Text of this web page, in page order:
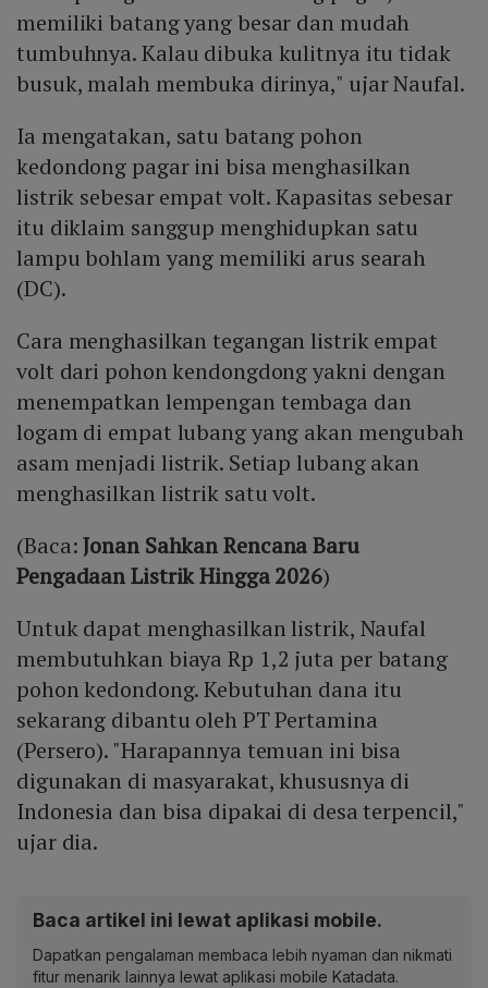
memiliki batang yang besar dan mudah
tumbuhnya. Kalau dibuka kulitnya itu tidak
busuk, malah membuka dirinya," ujar Naufal.
Ia mengatakan, satu batang pohon
kedondong pagar ini bisa menghasilkan
listrik sebesar empat volt. Kapasitas sebesar
itu diklaim sanggup menghidupkan satu
lampu bohlam yang memiliki arus searah
(DC).
Cara menghasilkan tegangan listrik empat
volt dari pohon kendongdong yakni dengan
menempatkan lempengan tembaga dan
logam di empat lubang yang akan mengubah
asam menjadi listrik. Setiap lubang akan
menghasilkan listrik satu volt.
(Baca:Jonan Sahkan Rencana Baru
Pengadaan Listrik Hingga 2026)
Untuk dapat menghasilkan listrik, Naufal
membutuhkan biaya Rp 1,2 juta per batang
pohon kedondong. Kebutuhan dana itu
sekarang dibantu oleh PT Pertamina
(Persero). "Harapannya temuan ini bisa
digunakan di masyarakat, khususnya di
Indonesia dan bisa dipakai di desa terpencil,"
ujar dia.
Baca artikel ini lewat aplikasi mobile.
Dapatkan pengalaman membaca lebih nyaman dan nikmati
fitur menarik lainnya lewat aplikasi mobile Katadata.